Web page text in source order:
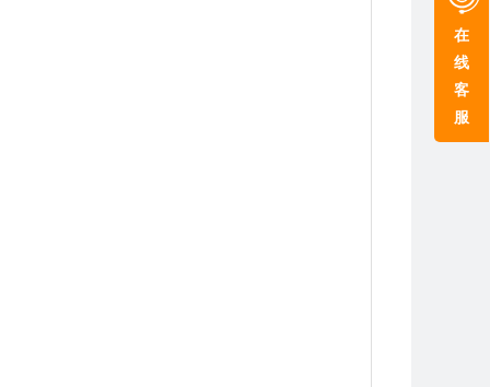
在
线
客
服